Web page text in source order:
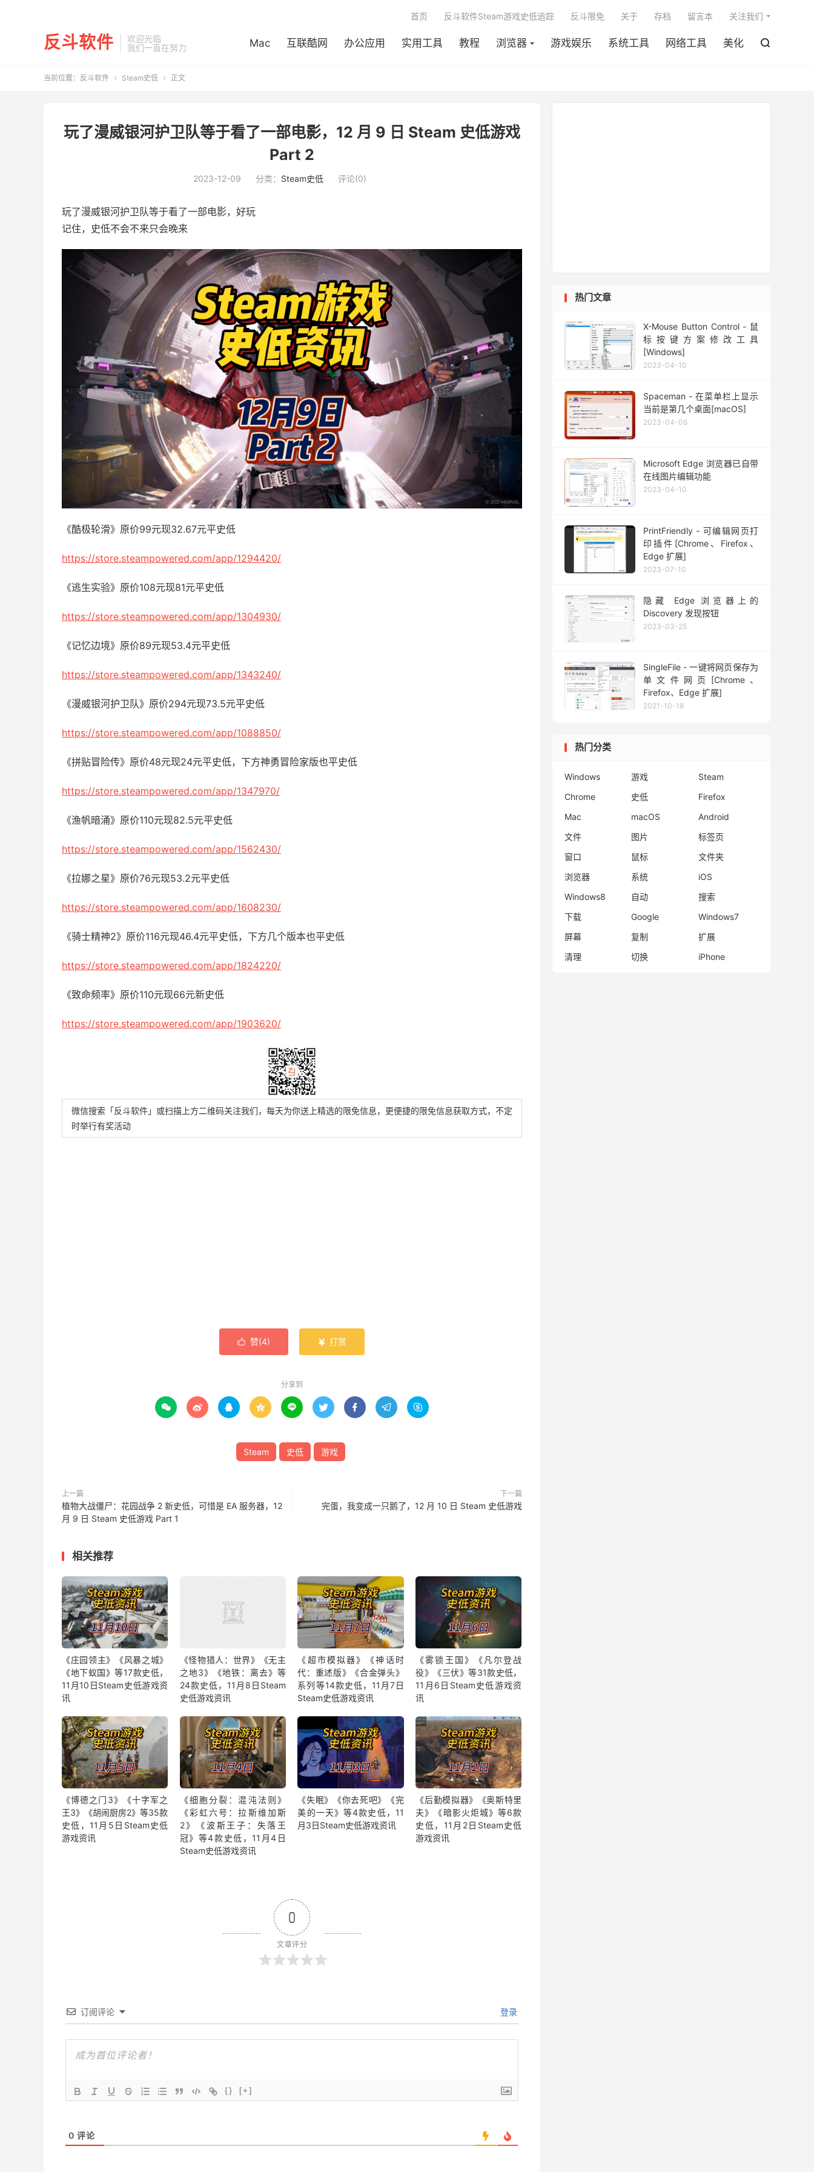
反斗软件
欢迎光临
我们一直在努力
Mac 互联酷网 办公应用 实用工具 教程 浏览器 游戏娱乐 系统工具 网络工具 美化 
首页 反斗软件Steam游戏史低追踪 反斗限免 关于 存档 留言本 关注我们
当前位置： 反斗软件  Steam史低  正文
玩了漫威银河护卫队等于看了一部电影，12 月 9 日 Steam 史低游戏
Part 2
2023-12-09 分类： Steam史低 评论(0)
玩了漫威银河护卫队等于看了一部电影，好玩
记住，史低不会不来只会晚来
《酷极轮滑》原价99元现32.67元平史低
https://store.steampowered.com/app/1294420/
《逃生实验》原价108元现81元平史低
https://store.steampowered.com/app/1304930/
《记忆边境》原价89元现53.4元平史低
https://store.steampowered.com/app/1343240/
《漫威银河护卫队》原价294元现73.5元平史低
https://store.steampowered.com/app/1088850/
《拼贴冒险传》原价48元现24元平史低，下方神勇冒险家版也平史低
https://store.steampowered.com/app/1347970/
《渔帆暗涌》原价110元现82.5元平史低
https://store.steampowered.com/app/1562430/
《拉娜之星》原价76元现53.2元平史低
https://store.steampowered.com/app/1608230/
《骑士精神2》原价116元现46.4元平史低，下方几个版本也平史低
https://store.steampowered.com/app/1824220/
《致命频率》原价110元现66元新史低
https://store.steampowered.com/app/1903620/
微信搜索「反斗软件」或扫描上方二维码关注我们，每天为你送上精选的限免信息，更便捷的限免信息获取方式，不定
时举行有奖活动
 赞(4)  打赏
分享到
        
Steam 史低 游戏
上一篇
植物大战僵尸：花园战争 2 新史低，可惜是 EA 服务器，12
月 9 日 Steam 史低游戏 Part 1
下一篇
完蛋，我变成一只鹅了，12 月 10 日 Steam 史低游戏
相关推荐
《庄园领主》《风暴之城》
《地下蚁国》等17款史低，
11月10日Steam史低游戏资
讯
《怪物猎人：世界》《无主
之地3》《地铁：离去》等
24款史低，11月8日Steam
史低游戏资讯
《超市模拟器》《神话时
代：重述版》《合金弹头》
系列等14款史低，11月7日
Steam史低游戏资讯
《雾锁王国》《凡尔登战
役》《三伏》等31款史低，
11月6日Steam史低游戏资
讯
《博德之门3》《十字军之
王3》《胡闹厨房2》等35款
史低，11月5日Steam史低
游戏资讯
《细胞分裂：混沌法则》
《彩虹六号：拉斯维加斯
2》《波斯王子：失落王
冠》等4款史低，11月4日
Steam史低游戏资讯
《失眠》《你去死吧》《完
美的一天》等4款史低，11
月3日Steam史低游戏资讯
《后勤模拟器》《奥斯特里
夫》《暗影火炬城》等6款
史低，11月2日Steam史低
游戏资讯
0
文章评分
订阅评论 登录
{} [+]
0 评论
热门文章
X-Mouse Button Control - 鼠
标按键方案修改工具
[Windows]
2023-04-10
Spaceman - 在菜单栏上显示
当前是第几个桌面[macOS]
2023-04-06
Microsoft Edge 浏览器已自带
在线图片编辑功能
2023-04-10
PrintFriendly - 可编辑网页打
印插件[Chrome、Firefox、
Edge 扩展]
2023-07-10
隐藏 Edge 浏览器上的
Discovery 发现按钮
2023-03-25
SingleFile - 一键将网页保存为
单文件网页[Chrome、
Firefox、Edge 扩展]
2021-10-18
热门分类
Windows 游戏
Steam
Chrome
史低
Firefox
Mac
macOS
Android
文件
图片
标签页
窗口
鼠标
文件夹
浏览器
系统
iOS
Windows8
自动
搜索
下载
Google
Windows7
屏幕
复制
扩展
清理
切换 iPhone